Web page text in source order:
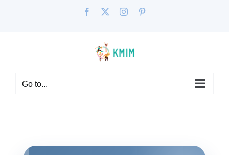
Facebook Instagram
Go to...